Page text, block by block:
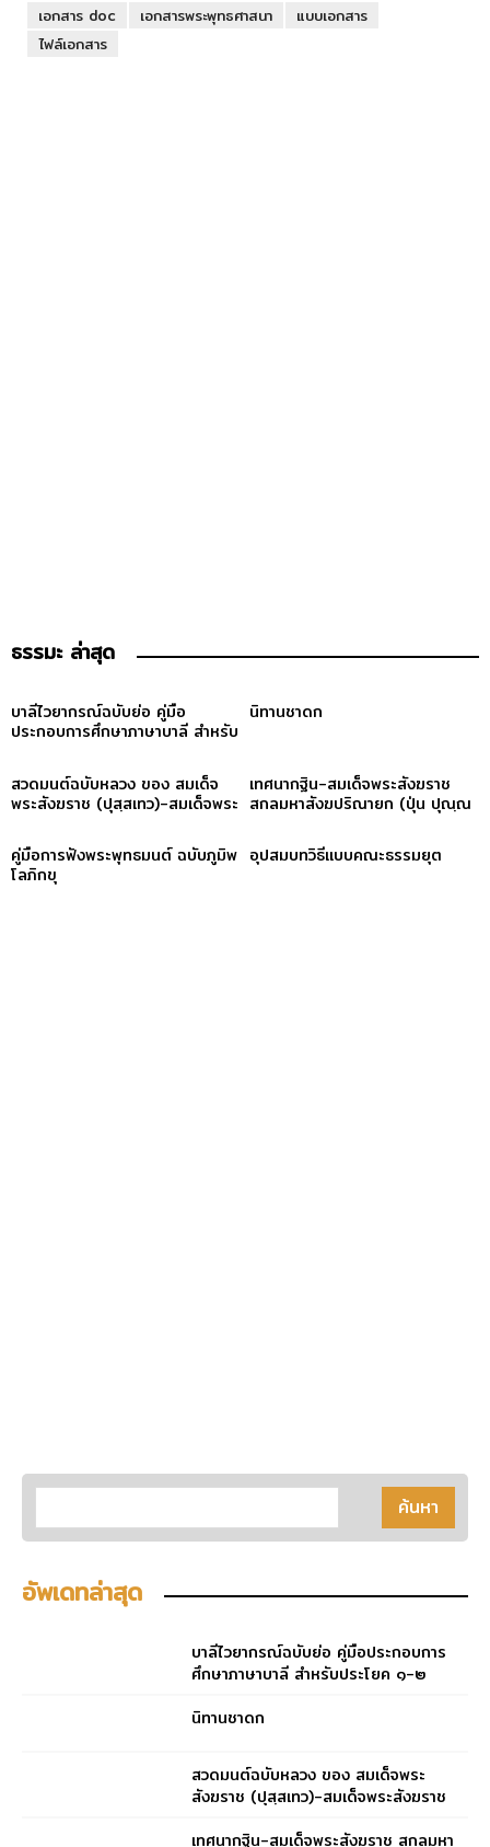
เอกสาร doc
เอกสารพระพุทธศาสนา
แบบเอกสาร
ไฟล์เอกสาร
ธรรมะ ล่าสุด
บาลีไวยากรณ์ฉบับย่อ คู่มือ
ประกอบการศึกษาภาษาบาลี สำหรับ
นิทานชาดก
สวดมนต์ฉบับหลวง ของ สมเด็จ
พระสังฆราช (ปุสฺสเทว)-สมเด็จพระ
เทศนากฐิน-สมเด็จพระสังฆราช
สกลมหาสังฆปริณายก (ปุ่น ปุณฺณ
คู่มือการฟังพระพุทธมนต์ ฉบับภูมิพ
โลภิกขุ
อุปสมบทวิธีแบบคณะธรรมยุต
อัพเดทล่าสุด
บาลีไวยากรณ์ฉบับย่อ คู่มือประกอบการ
ศึกษาภาษาบาลี สำหรับประโยค ๑-๒
นิทานชาดก
สวดมนต์ฉบับหลวง ของ สมเด็จพระ
สังฆราช (ปุสฺสเทว)-สมเด็จพระสังฆราช
เทศนากฐิน-สมเด็จพระสังฆราช สกลมหา